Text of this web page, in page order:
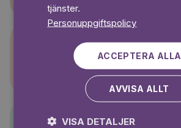
Super-Charlie
tjänster.
Personuppgiftspolicy
ACCEPTERA ALLA
AVVISA ALLT
VISA DETALJER